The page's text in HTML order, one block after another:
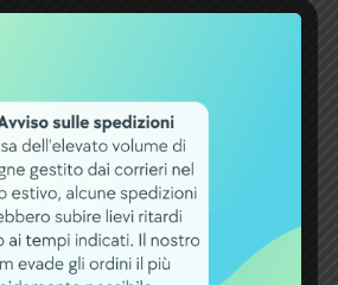
Centinaia di
prodotti disponibili
Shop B2B per
offerte aziendali